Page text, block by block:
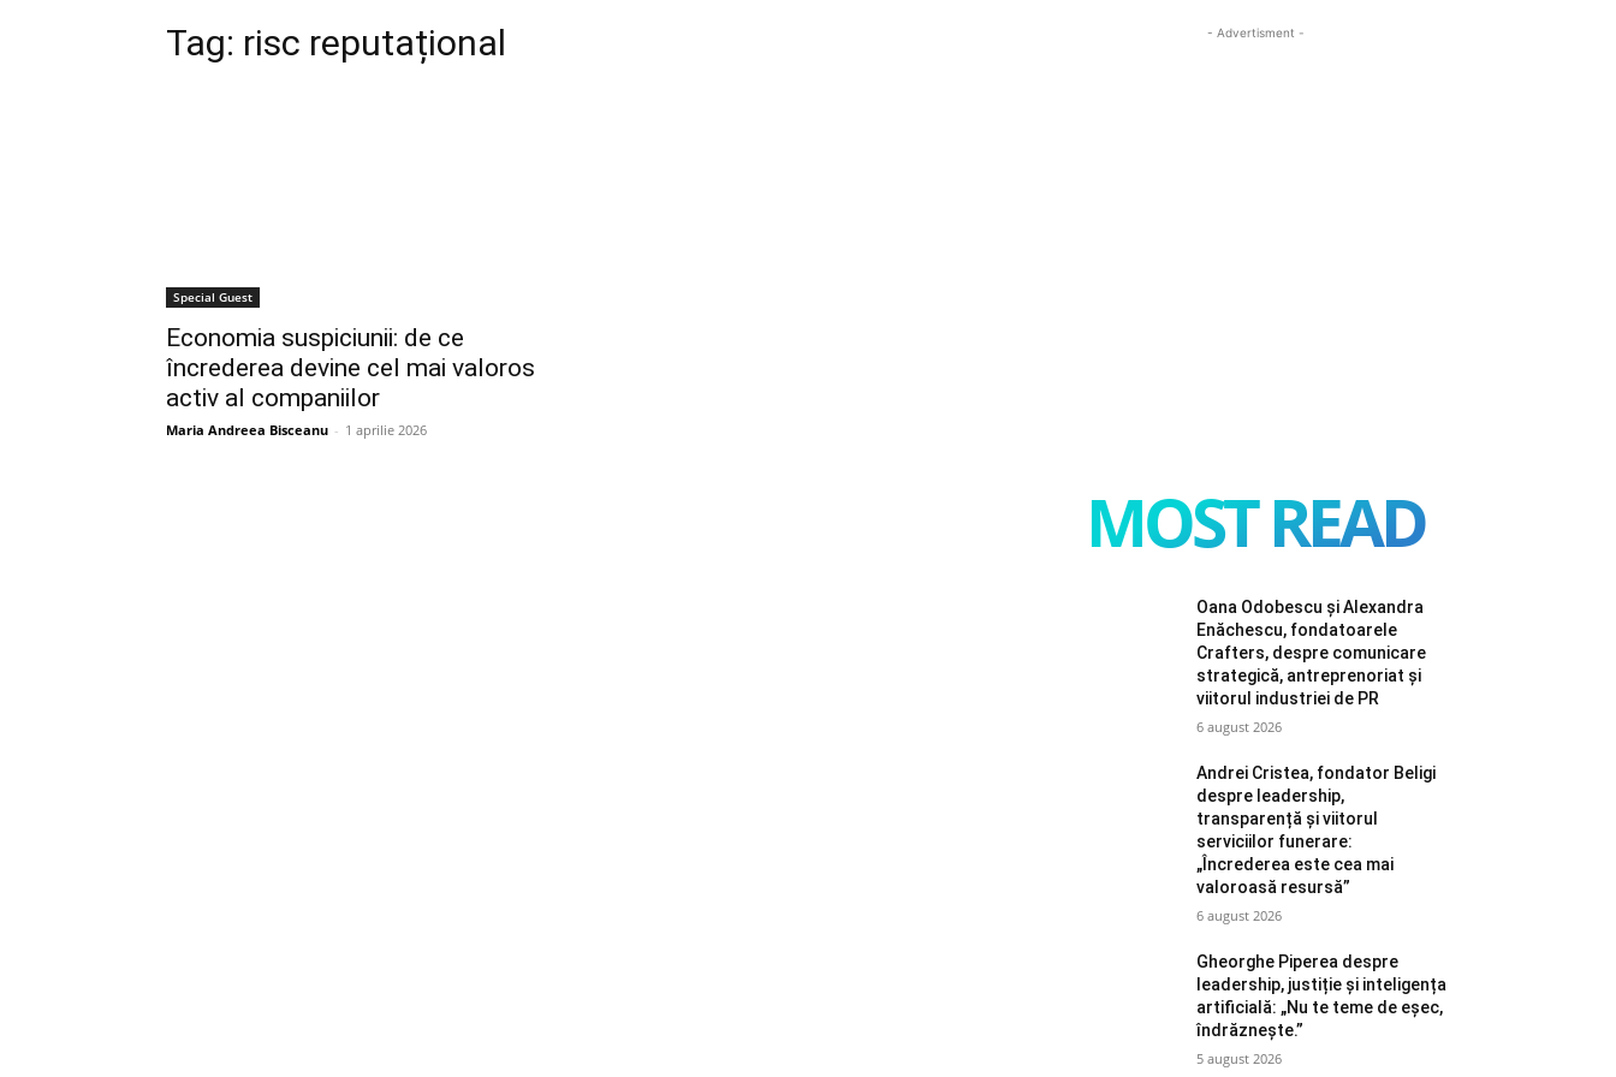
Tag: risc reputațional
Special Guest
Economia suspiciunii: de ce
încrederea devine cel mai valoros
activ al companiilor
Maria Andreea Bisceanu - 1 aprilie 2026
- Advertisment -
MOST READ
Oana Odobescu și Alexandra
Enăchescu, fondatoarele
Crafters, despre comunicare
strategică, antreprenoriat și
viitorul industriei de PR
6 august 2026
Andrei Cristea, fondator Beligi
despre leadership,
transparență și viitorul
serviciilor funerare:
„Încrederea este cea mai
valoroasă resursă”
6 august 2026
Gheorghe Piperea despre
leadership, justiție și inteligența
artificială: „Nu te teme de eșec,
îndrăznește.”
5 august 2026